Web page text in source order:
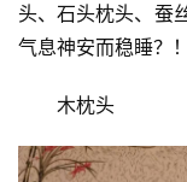
头、石头枕头、蚕
气息神安而稳睡？！
木枕头